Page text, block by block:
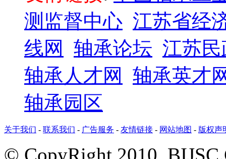
测监督中心 江苏省经
线网
轴承论坛 江苏
轴承人才网
轴承英才
轴承园区
关于我们 - 联系我们 - 广告服务 - 友情链接 - 网站地图 - 版权声